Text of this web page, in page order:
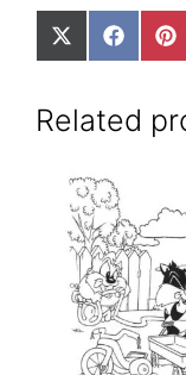
Share
on
(Twitter)
Share
on
Related